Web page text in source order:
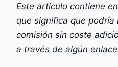
Este artículo contiene
que significa que podría
comisión sin coste
a través de algún